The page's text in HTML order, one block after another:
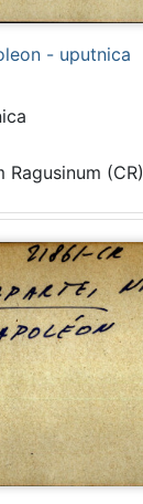
- uputnica
(CR)